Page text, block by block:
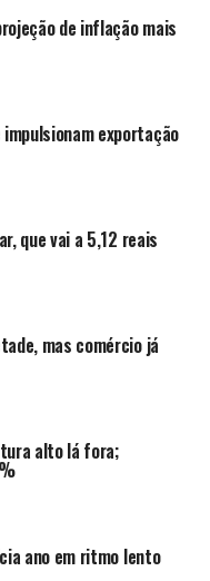
de inflação mais
exportação
que vai a 5,12 reais
mas comércio já
alto lá fora;
ano em ritmo lento